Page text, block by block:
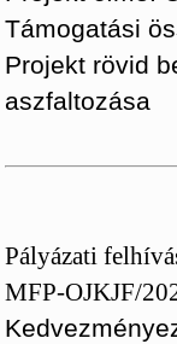
Támogatási
Projekt rövid
aszfaltozása
Pályázati
MFP-OJKJF/